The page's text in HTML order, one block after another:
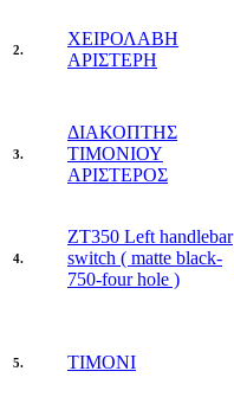
2.
ΧΕΙΡΟΛΑΒΗ
ΑΡΙΣΤΕΡΗ
3.
ΔΙΑΚΟΠΤΗΣ
ΤΙΜΟΝΙΟΥ
ΑΡΙΣΤΕΡΟΣ
4.
ZT350 Left handlebar
switch ( matte black-
750-four hole )
5. ΤΙΜΟΝΙ